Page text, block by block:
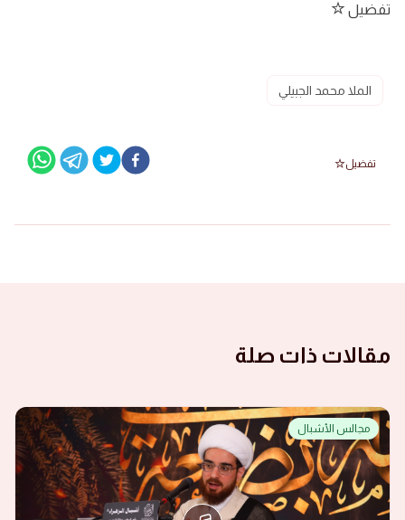
تفضيل
الملا محمد الجبيلي
تفضيل
مقالات ذات صلة
مجالس الأشبال